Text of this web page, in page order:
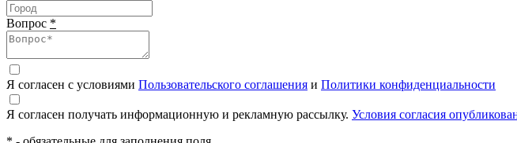
Вопрос *
Я согласен с условиями Пользовательского соглашения и Политики конфиденциальности
Я согласен получать информационную и рекламную рассылку. Условия согласия